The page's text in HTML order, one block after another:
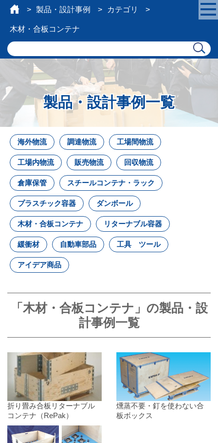
製品・設計事例 カテゴリ
木材・合板コンテナ
製品・設計事例一覧
海外物流 調達物流 工場間物流
工場内物流 販売物流 回収物流
倉庫保管 スチールコンテナ・ラック
プラスチック容器 ダンボール
木材・合板コンテナ リターナブル容器
緩衝材 自動車部品 工具 ツール
アイデア商品
「木材・合板コンテナ」の製品・設
計事例一覧
折り畳み合板リターナブル
コンテナ（RePak）
燻蒸不要・釘を使わない合
板ボックス